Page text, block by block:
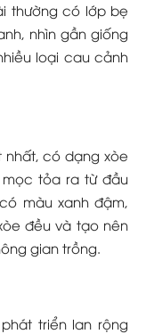
thường có lớp bẹ
nhìn gần giống
loại cau cảnh
có dạng xòe
tỏa ra từ đầu
màu xanh đậm,
đều và tạo nên
gian trồng.
triển lan rộng